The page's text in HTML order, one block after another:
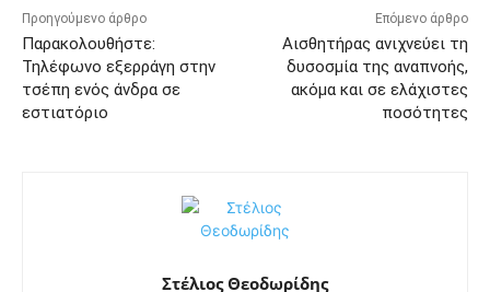
Προηγούμενο άρθρο
Παρακολουθήστε:
Τηλέφωνο εξερράγη στην
τσέπη ενός άνδρα σε
εστιατόριο
Επόμενο άρθρο
Αισθητήρας ανιχνεύει τη
δυσοσμία της αναπνοής,
ακόμα και σε ελάχιστες
ποσότητες
Στέλιος Θεοδωρίδης